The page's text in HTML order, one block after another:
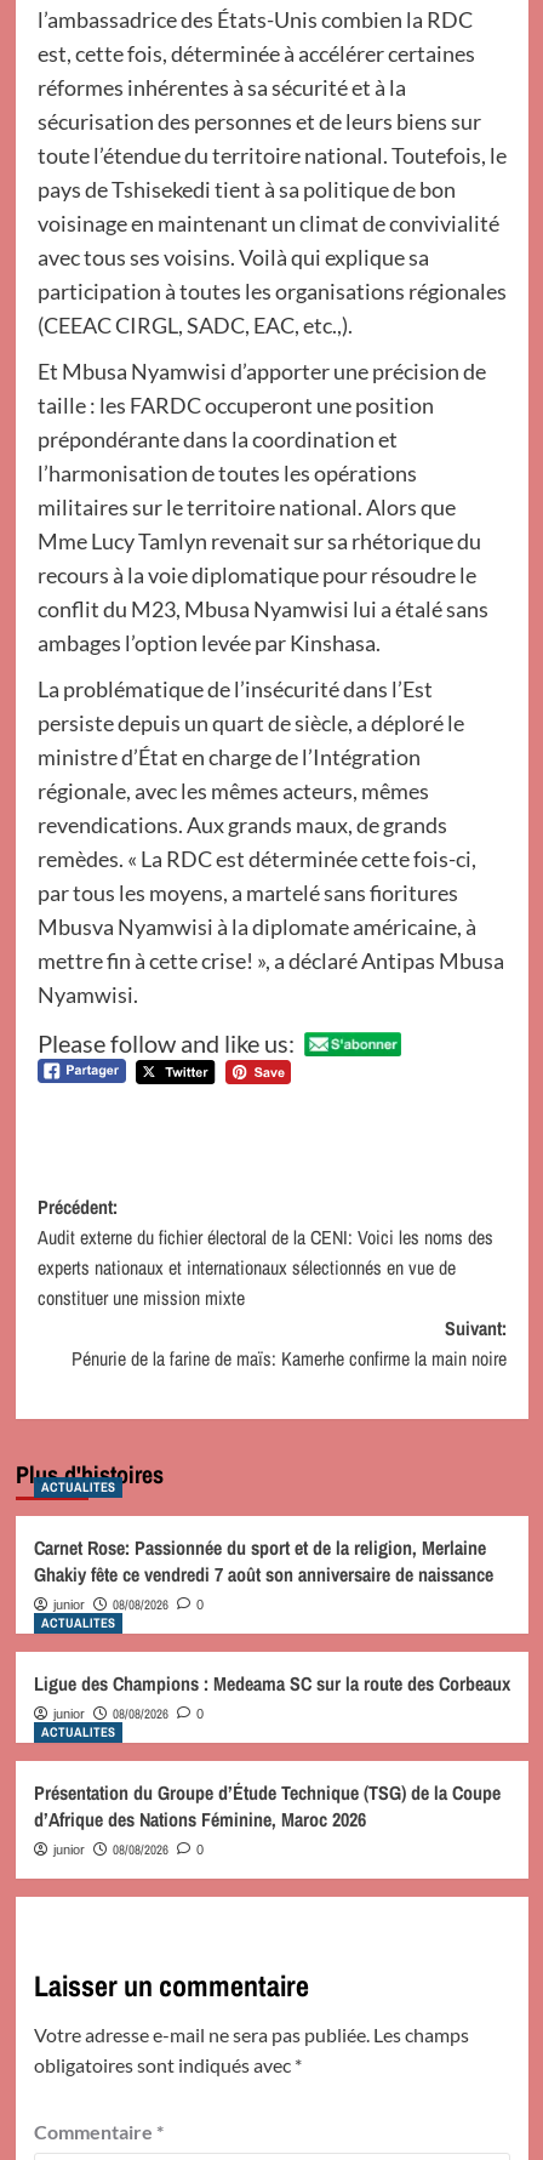
l’ambassadrice des États-Unis combien la RDC
est, cette fois, déterminée à accélérer certaines
réformes inhérentes à sa sécurité et à la
sécurisation des personnes et de leurs biens sur
toute l’étendue du territoire national. Toutefois, le
pays de Tshisekedi tient à sa politique de bon
voisinage en maintenant un climat de convivialité
avec tous ses voisins. Voilà qui explique sa
participation à toutes les organisations régionales
(CEEAC CIRGL, SADC, EAC, etc.,).
Et Mbusa Nyamwisi d’apporter une précision de
taille : les FARDC occuperont une position
prépondérante dans la coordination et
l’harmonisation de toutes les opérations
militaires sur le territoire national. Alors que
Mme Lucy Tamlyn revenait sur sa rhétorique du
recours à la voie diplomatique pour résoudre le
conflit du M23, Mbusa Nyamwisi lui a étalé sans
ambages l’option levée par Kinshasa.
La problématique de l’insécurité dans l’Est
persiste depuis un quart de siècle, a déploré le
ministre d’État en charge de l’Intégration
régionale, avec les mêmes acteurs, mêmes
revendications. Aux grands maux, de grands
remèdes. « La RDC est déterminée cette fois-ci,
par tous les moyens, a martelé sans fioritures
Mbusva Nyamwisi à la diplomate américaine, à
mettre fin à cette crise! », a déclaré Antipas Mbusa
Nyamwisi.
Please follow and like us:
Navigation
d’article
Précédent:
Audit externe du fichier électoral de la CENI: Voici les noms des
experts nationaux et internationaux sélectionnés en vue de
constituer une mission mixte
Suivant:
Pénurie de la farine de maïs: Kamerhe confirme la main noire
Plus d'histoires
ACTUALITES
Carnet Rose: Passionnée du sport et de la religion, Merlaine
Ghakiy fête ce vendredi 7 août son anniversaire de naissance
junior 08/08/2026 0
ACTUALITES
Ligue des Champions : Medeama SC sur la route des Corbeaux
junior 08/08/2026 0
ACTUALITES
Présentation du Groupe d’Étude Technique (TSG) de la Coupe
d’Afrique des Nations Féminine, Maroc 2026
junior 08/08/2026 0
Laisser un commentaire
Votre adresse e-mail ne sera pas publiée. Les champs
obligatoires sont indiqués avec *
Commentaire *